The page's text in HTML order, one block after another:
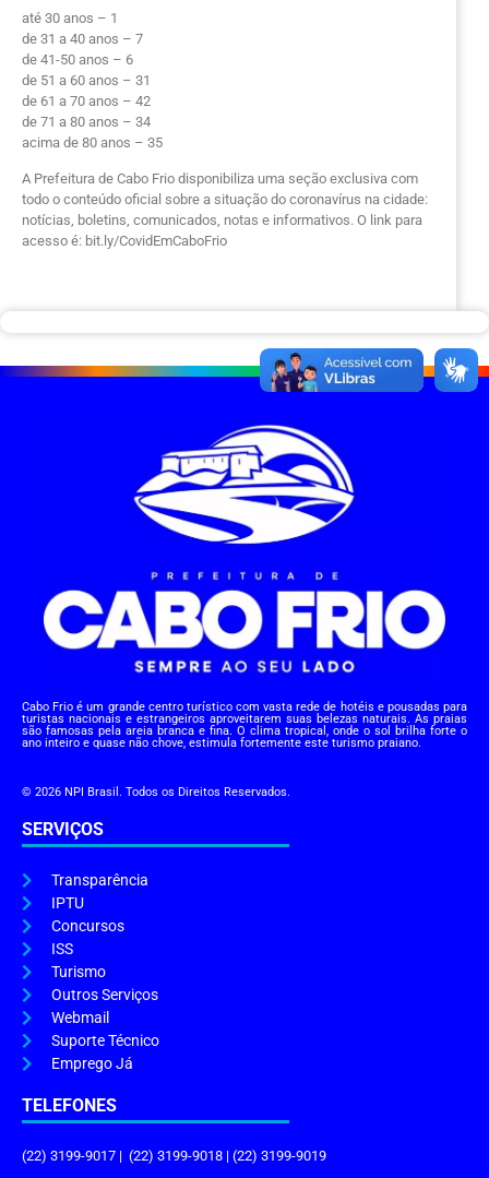
até 30 anos – 1
de 31 a 40 anos – 7
de 41-50 anos – 6
de 51 a 60 anos – 31
de 61 a 70 anos – 42
de 71 a 80 anos – 34
acima de 80 anos – 35
A Prefeitura de Cabo Frio disponibiliza uma seção exclusiva com
todo o conteúdo oficial sobre a situação do coronavírus na cidade:
notícias, boletins, comunicados, notas e informativos. O link para
acesso é: bit.ly/CovidEmCaboFrio
Cabo Frio é um grande centro turístico com vasta rede de hotéis e pousadas para
turistas nacionais e estrangeiros aproveitarem suas belezas naturais. As praias
são famosas pela areia branca e fina. O clima tropical, onde o sol brilha forte o
ano inteiro e quase não chove, estimula fortemente este turismo praiano.
© 2026 NPI Brasil. Todos os Direitos Reservados.
SERVIÇOS
Transparência
IPTU
Concursos
ISS
Turismo
Outros Serviços
Webmail
Suporte Técnico
Emprego Já
TELEFONES
(22) 3199-9017 | (22) 3199-9018 | (22) 3199-9019